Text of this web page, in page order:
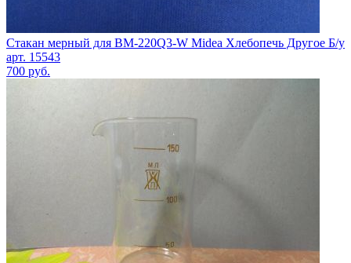
Стакан мерный для BM-220Q3-W Midea Хлебопечь Другое Б/у
арт. 15543
700 руб.